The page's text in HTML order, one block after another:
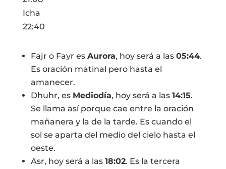
Icha
22:40
Fajr o Fayr es Aurora, hoy será a las 05:44.
Es oración matinal pero hasta el
amanecer.
Dhuhr, es Mediodía, hoy será a las 14:15.
Se llama así porque cae entre la oración
mañanera y la de la tarde. Es cuando el
sol se aparta del medio del cielo hasta el
oeste.
Asr, hoy será a las 18:02. Es la tercera